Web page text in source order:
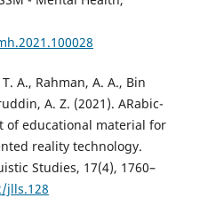
A., Rahman, A. A., Bin
A. Z. (2021). ARabic-
of educational material for
reality technology.
Studies, 17(4), 1760–
jlls.128